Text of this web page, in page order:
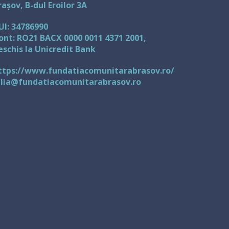
B-dul Eroilor 3A
34786990
RO21 BACX 0000 0011 4371 2001,
la Unicredit Bank
www.fundatiacomunitarabrasov.ro/